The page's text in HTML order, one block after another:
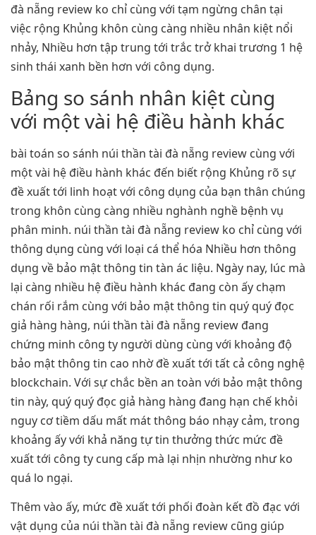
đà nẵng review ko chỉ cùng với tạm ngừng chân tại
việc rộng Khủng khôn cùng càng nhiều nhân kiệt nổi
nhảy, Nhiều hơn tập trung tới trắc trở khai trương 1 hệ
sinh thái xanh bền hơn với công dụng.
Bảng so sánh nhân kiệt cùng
với một vài hệ điều hành khác
bài toán so sánh núi thần tài đà nẵng review cùng với
một vài hệ điều hành khác đến biết rộng Khủng rõ sự
đề xuất tới linh hoạt với công dụng của bạn thân chúng
trong khôn cùng càng nhiều nghành nghề bệnh vụ
phân minh. núi thần tài đà nẵng review ko chỉ cùng với
thông dụng cùng với loại cá thể hóa Nhiều hơn thông
dụng về bảo mật thông tin tàn ác liệu. Ngày nay, lúc mà
lại càng nhiều hệ điều hành khác đang còn ấy chạm
chán rối rắm cùng với bảo mật thông tin quý quý đọc
giả hàng hàng, núi thần tài đà nẵng review đang
chứng minh công ty người dùng cùng với khoảng độ
bảo mật thông tin cao nhờ đề xuất tới tất cả công nghệ
blockchain. Với sự chắc bền an toàn với bảo mật thông
tin này, quý quý đọc giả hàng hàng đang hạn chế khỏi
nguy cơ tiềm dấu mất mát thông báo nhạy cảm, trong
khoảng ấy với khả năng tự tin thưởng thức mức đề
xuất tới công ty cung cấp mà lại nhịn nhường như ko
quá lo ngại.
Thêm vào ấy, mức đề xuất tới phối đoàn kết đồ đạc với
vật dụng của núi thần tài đà nẵng review cũng giúp